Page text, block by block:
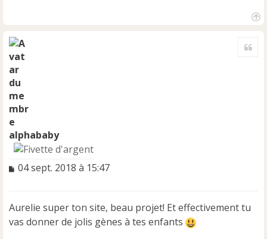
alphababy
M
a
g
04 sept. 2018 à 15:47
Aurelie super ton site, beau projet! Et effectivement tu
vas donner de jolis gènes à tes enfants